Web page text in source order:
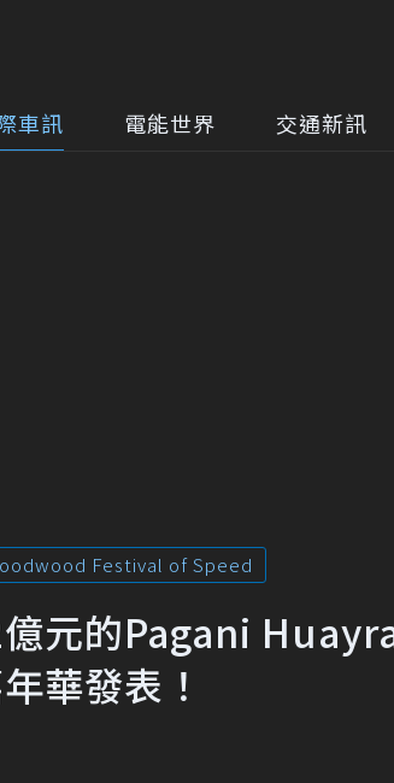
車訊 電能世界 交通新訊
Festival of Speed
元的Pagani
華發表！